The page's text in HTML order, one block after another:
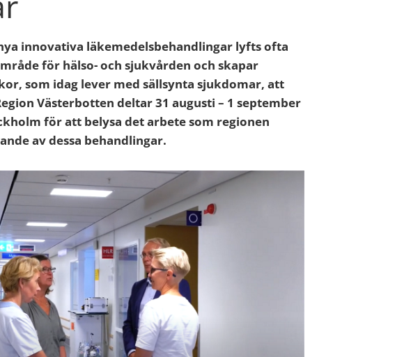
innovativa läkemedelsbehandlingar lyfts ofta
för hälso- och sjukvården och skapar
som idag lever med sällsynta sjukdomar, att
Västerbotten deltar 31 augusti – 1 september
för att belysa det arbete som regionen
av dessa behandlingar.